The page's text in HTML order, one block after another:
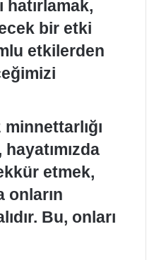
hatırlamak,
bir etki
etkilerden
etmek,
onların
Bu, onları